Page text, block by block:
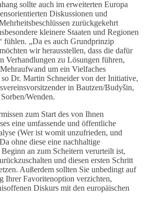
sollte auch im erweiterten Europa
Diskussionen und
zurückgekehrt
kleinere Staaten und Regionen
fühlen. „Da es auch Grundprinzip
wir herausstellen, dass die dafür
Verhandlungen zu Lösungen führen,
um ein Vielfaches
so Dr. Martin Schneider von der Initiative,
in Bautzen/Budyšin,
Wenden.
zum Start des von Ihnen
eine umfassende und öffentliche
(Wer ist womit unzufrieden, und
ohne diese eine nachhaltige
an zum Scheitern verurteilt ist,
und diesen ersten Schritt
Außerdem sollten Sie unbedingt auf
Ihrer Favoritenoption verzichten,
Diskurs mit den europäischen